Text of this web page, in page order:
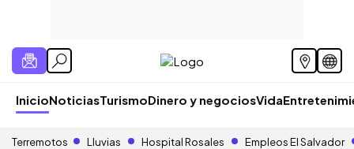
InicioNoticiasTurismoDinero y negociosVida
Terremotos Lluvias Hospital Rosales Empleos El Salvador